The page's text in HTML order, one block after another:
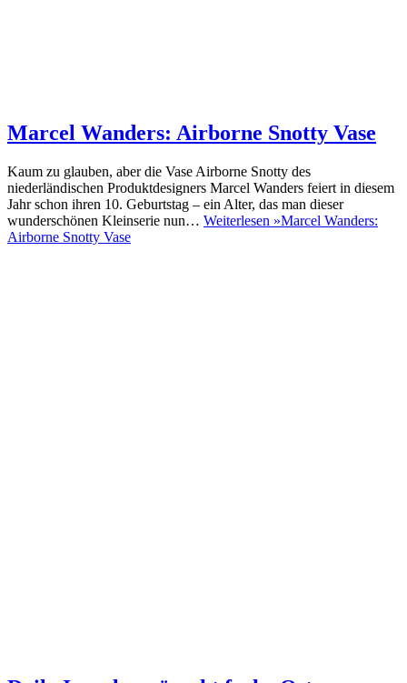
Marcel Wanders: Airborne Snotty Vase
Kaum zu glauben, aber die Vase Airborne Snotty des
niederländischen Produktdesigners Marcel Wanders feiert in diesem
Jahr schon ihren 10. Geburtstag – ein Alter, das man dieser
wunderschönen Kleinserie nun… Weiterlesen »Marcel Wanders:
Airborne Snotty Vase